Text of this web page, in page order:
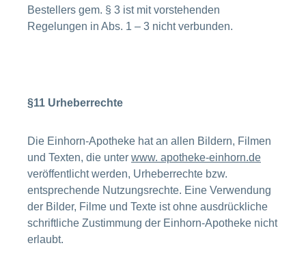
Bestellers gem. § 3 ist mit vorstehenden
Regelungen in Abs. 1 – 3 nicht verbunden.
§11 Urheberrechte
Die Einhorn-Apotheke hat an allen Bildern, Filmen
und Texten, die unter www. apotheke-einhorn.de
veröffentlicht werden, Urheberrechte bzw.
entsprechende Nutzungsrechte. Eine Verwendung
der Bilder, Filme und Texte ist ohne ausdrückliche
schriftliche Zustimmung der Einhorn-Apotheke nicht
erlaubt.